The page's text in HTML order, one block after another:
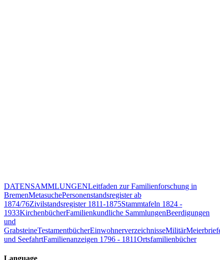
DATENSAMMLUNGENLeitfaden zur Familienforschung in
BremenMetasuchePersonenstandsregister ab
1874/76Zivilstandsregister 1811-1875Stammtafeln 1824 -
1933KirchenbücherFamilienkundliche SammlungenBeerdigungen
und
GrabsteineTestamentbücherEinwohnerverzeichnisseMilitär
und SeefahrtFamilienanzeigen 1796 - 1811Ortsfamilienbücher
Language